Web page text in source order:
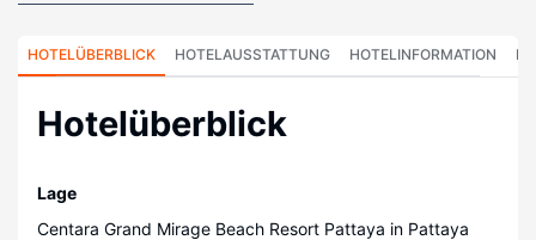
HOTELÜBERBLICK HOTELAUSSTATTUNG HOTELINFORMATION
Hotelüberblick
Lage
Centara Grand Mirage Beach Resort Pattaya in Pattaya